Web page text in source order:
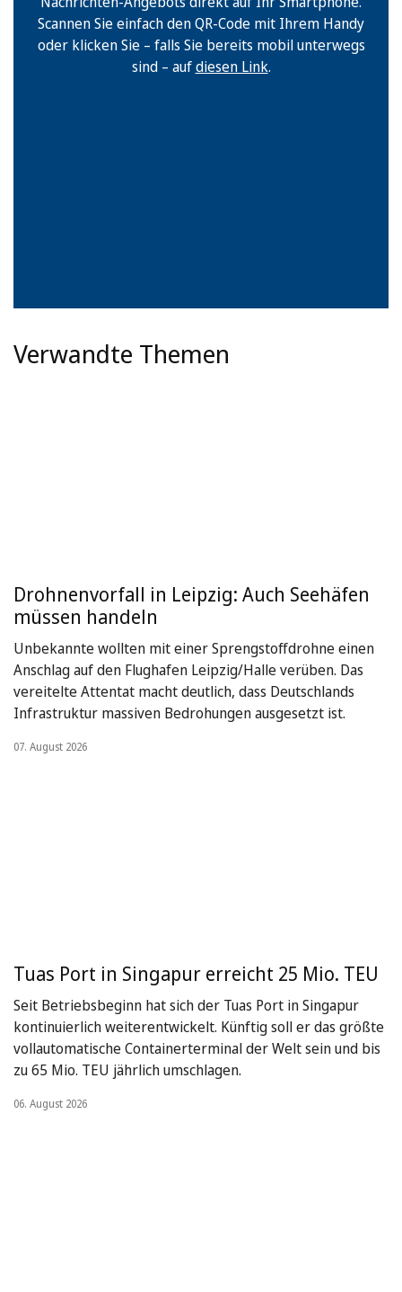
Scannen Sie einfach den QR-Code mit Ihrem Handy
oder klicken Sie – falls Sie bereits mobil unterwegs
sind – aufdiesen Link.
Verwandte Themen
Drohnenvorfall in Leipzig: Auch Seehäfen
müssen handeln
Unbekannte wollten mit einer Sprengstoffdrohne einen
Anschlag auf den Flughafen Leipzig/Halle verüben. Das
vereitelte Attentat macht deutlich, dass Deutschlands
Infrastruktur massiven Bedrohungen ausgesetzt ist.
07. August 2026
Tuas Port in Singapur erreicht 25 Mio. TEU
Seit Betriebsbeginn hat sich der Tuas Port in Singapur
kontinuierlich weiterentwickelt. Künftig soll er das größte
vollautomatische Containerterminal der Welt sein und bis
zu 65 Mio. TEU jährlich umschlagen.
06. August 2026